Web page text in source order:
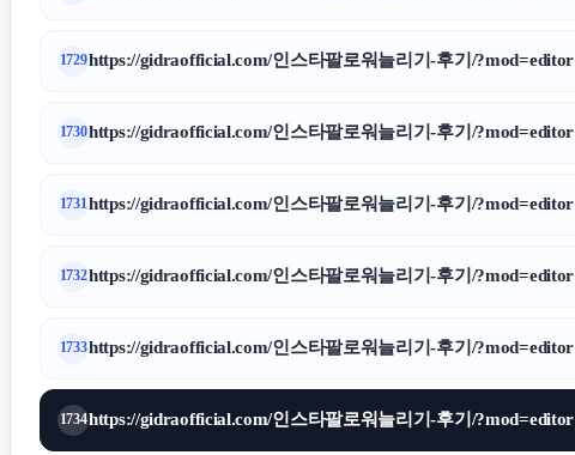
1729https://gidraofficial.com/인스타팔로워늘리기-후기/?mod=editor
1730https://gidraofficial.com/인스타팔로워늘리기-후기/?mod=editor
1731https://gidraofficial.com/인스타팔로워늘리기-후기/?mod=editor
1732https://gidraofficial.com/인스타팔로워늘리기-후기/?mod=editor
1733https://gidraofficial.com/인스타팔로워늘리기-후기/?mod=editor
1734https://gidraofficial.com/인스타팔로워늘리기-후기/?mod=editor